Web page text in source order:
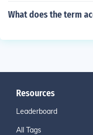
What does the term
Resources
Leaderboard
All Tags